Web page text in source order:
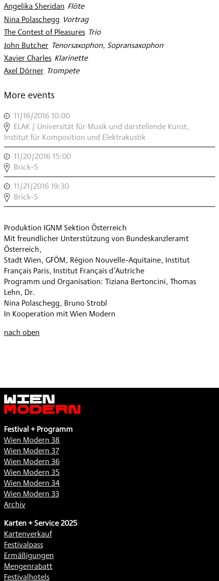
Angelika Sheridan: Flöte
Nina Polaschegg: Vortrag
The Contest of Pleasures
: Trio
John Butcher
: Tenorsaxophon, Sopransaxophon
Xavier Charles
: Klarinette
Axel Dörner
: Trompete
More events
11/16/2016 10:00
LECTURE-
PERFORMANCE
MIT
DEM
ENSEMBLE]H[IATUS
,
ELAK / Universität für Musik und darstellende Kunst,
Institut für Komposition und Elektrakustik
11/20/2016 15:00
COMPROVISE
2
,
Brick-5
11/21/2016 19:30
COMPROVISE
3
Brick-5
Produktion IGNM Sektion Österreich
Mit freundlicher Unterstützung von Bundeskanzleramt
Österreich,
Stadt Wien, GFÖM, Région Nouvelle-Aquitaine, Institut
Français Paris, Institut Français d’Autriche
Programm und Organisation: Tiziana Bertoncini, Thomas
Lehn, Dr.
Nina Polaschegg, Bruno Strobl
In Kooperation mit Wien Modern
nach oben
Wien
Modern
Festival + Programm
Wien Modern 38
Wien Modern 37
Wien Modern 36
Wien Modern 35
Wien Modern 34
Wien Modern 33
Archiv
Karten + Service 2025
Kartenverkauf
Festivalpass
Ermäßigungen
Mengenrabatt
Festivalhotels